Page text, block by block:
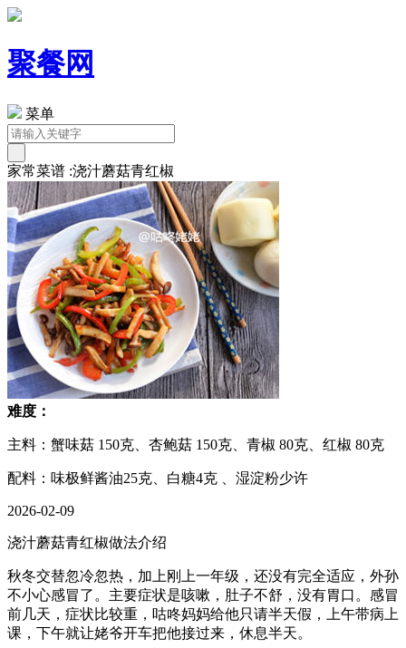
聚餐网
菜单
家常菜谱 :浇汁蘑菇青红椒
难度：
主料：蟹味菇 150克、杏鲍菇 150克、青椒 80克、红椒 80克
配料：味极鲜酱油25克、白糖4克 、湿淀粉少许
2026-02-09
浇汁蘑菇青红椒做法介绍
秋冬交替忽冷忽热，加上刚上一年级，还没有完全适应，外孙
不小心感冒了。主要症状是咳嗽，肚子不舒，没有胃口。感冒
前几天，症状比较重，咕咚妈妈给他只请半天假，上午带病上
课，下午就让姥爷开车把他接过来，休息半天。